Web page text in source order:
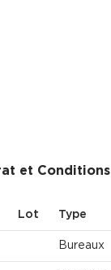
et Conditions
Lot Type
Bureaux